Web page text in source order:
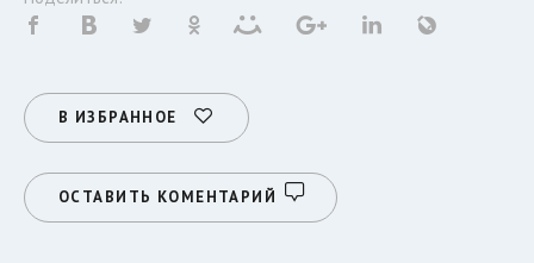
В ИЗБРАННОЕ
ОСТАВИТЬ КОМЕНТАРИЙ